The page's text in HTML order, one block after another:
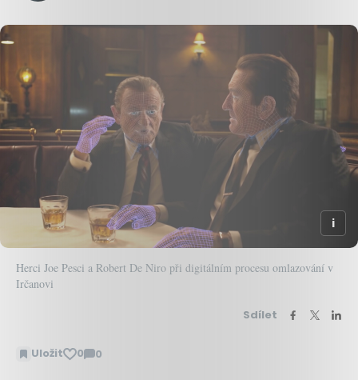
Herci Joe Pesci a Robert De Niro při digitálním procesu omlazování v
Irčanovi
Sdílet
Uložit 0 0
Zobrazit